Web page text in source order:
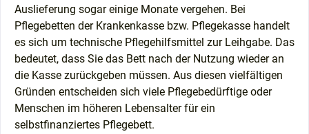
Auslieferung sogar einige Monate vergehen. Bei
Pflegebetten der Krankenkasse bzw. Pflegekasse handelt
es sich um technische Pflegehilfsmittel zur Leihgabe. Das
bedeutet, dass Sie das Bett nach der Nutzung wieder an
die Kasse zurückgeben müssen. Aus diesen vielfältigen
Gründen entscheiden sich viele Pflegebedürftige oder
Menschen im höheren Lebensalter für ein
selbstfinanziertes Pflegebett.